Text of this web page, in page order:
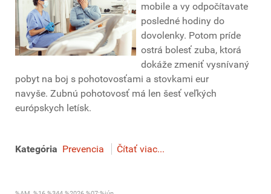
mobile a vy odpočítavate
posledné hodiny do
dovolenky. Potom príde
ostrá bolesť zuba, ktorá
dokáže zmeniť vysnívaný
pobyt na boj s pohotovosťami a stovkami eur
navyše. Zubnú pohotovosť má len šesť veľkých
európskych letísk.
Kategória Prevencia Čítať viac...